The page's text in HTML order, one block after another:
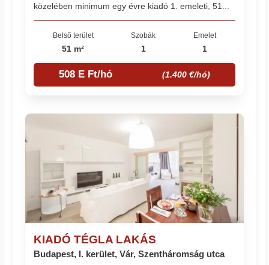
közelében minimum egy évre kiadó 1. emeleti, 51...
Belső terület
51 m²
Szobák
1
Emelet
1
508 E Ft/hó (1.400 €/hó)
KIADÓ TÉGLA LAKÁS
Budapest, I. kerület, Vár, Szentháromság utca